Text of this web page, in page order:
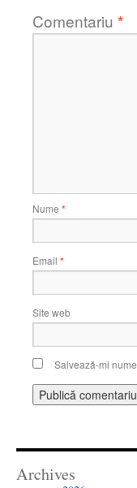
Comentariu *
Nume *
Email *
Site web
Salvează-mi
Archives